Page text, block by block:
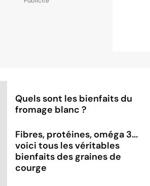
Quels sont les bienfaits du
fromage blanc ?
Fibres, protéines, oméga 3...
voici tous les véritables
bienfaits des graines de
courge